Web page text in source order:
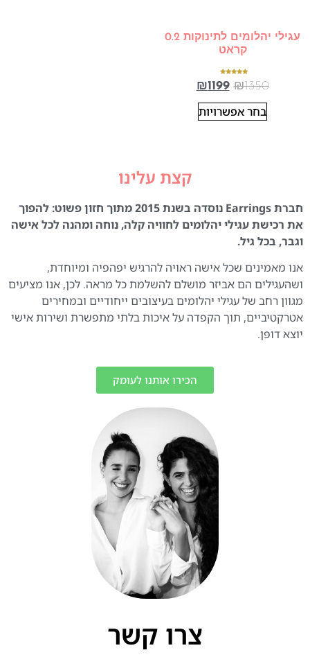
עגילי יהלומים לתינוקות 0.2
קראט
5.00
מתוך 5
₪1350
₪1199
בחר אפשרויות
קצת עלינו
חברת Earrings נוסדה בשנת 2015 מתוך חזון פשוט: להפוך
את רכישת עגילי יהלומים לחוויה קלה, נוחה ומהנה לכל אישה
וגבר, בכל גיל.
אנו מאמינים שכל אישה ראויה להרגיש יפהפיה ומיוחדת,
ושהעגילים הם אביזר מושלם להשלמת כל מראה. לכן, אנו מציעים
מגוון רחב של עגילי יהלומים בעיצובים ייחודיים ובמחירים
אטרקטיביים, תוך הקפדה על איכות בלתי מתפשרת ושירות אישי
יוצא דופן.
הכירו אותנו לעומק
צרו קשר